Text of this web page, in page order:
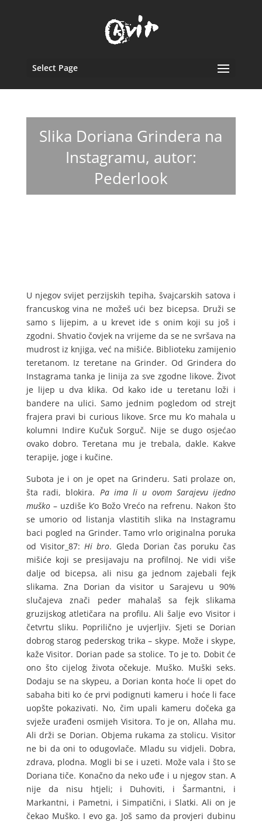
Select Page
Slika Doriana Grindera na
Instagramu, autor:
Pederlook
U njegov svijet perzijskih tepiha, švajcarskih satova i
francuskog vina ne možeš ući bez bicepsa. Druži se
samo s lijepim, a u krevet ide s onim koji su još i
zgodni. Shvatio čovjek na vrijeme da se ne svršava na
mudrost iz knjiga, već na mišiće. Biblioteku zamijenio
teretanom. Iz teretane na Grinder. Od Grindera do
Instagrama tanka je linija za sve zgodne likove. Život
je lijep u dva klika. Od kako ide u teretanu loži i
bandere na ulici. Samo jednim pogledom od strejt
frajera pravi bi curious likove. Srce mu k’o mahala u
kolumni Indire Kučuk Sorguč. Nije se dugo osjećao
ovako dobro. Teretana mu je trebala, dakle. Kakve
terapije, joge i kučine.
Subota je i on je opet na Grinderu. Sati prolaze on,
šta radi, blokira. Pa ima li u ovom Sarajevu ijedno
muško– uzdiše k’o Božo Vrećo na refrenu. Nakon što
se umorio od listanja vlastitih slika na Instagramu
baci pogled na Grinder. Tamo vrlo originalna poruka
od Visitor_87:Hi bro. Gleda Dorian čas poruku čas
mišiće koji se presijavaju na profilnoj. Ne vidi više
dalje od bicepsa, ali nisu ga jednom zajebali fejk
slikama. Zna Dorian da visitor u Sarajevu u 90%
slučajeva znači peder mahalaš sa fejk slikama
gruzijskog atletičara na profilu. Ali šalje evo Visitor i
četvrtu sliku. Poprilično je uvjerljiv. Sjeti se Dorian
dobrog starog pederskog trika – skype. Može i skype,
kaže Visitor. Dorian pade sa stolice. To je to. Dobit će
ono što cijelog života očekuje. Muško. Muški seks.
Dodaju se na skypeu, a Dorian konta hoće li opet do
sabaha biti ko će prvi podignuti kameru i hoće li face
uopšte pokazivati. No, čim upali kameru dočeka ga
svježe urađeni osmijeh Visitora. To je on, Allaha mu.
Ali drži se Dorian. Objema rukama za stolicu. Visitor
ne bi da oni to odugovlače. Mladu su vidjeli. Dobra,
zdrava, plodna. Mogli bi se i uzeti. Može vala i što se
Doriana tiče. Konačno da neko uđe i u njegov stan. A
nije da nisu htjeli; i Duhoviti, i Šarmantni, i
Markantni, i Pametni, i Simpatični, i Slatki. Ali on je
čekao Muško. I evo ga. Još samo da provjeri dubinu